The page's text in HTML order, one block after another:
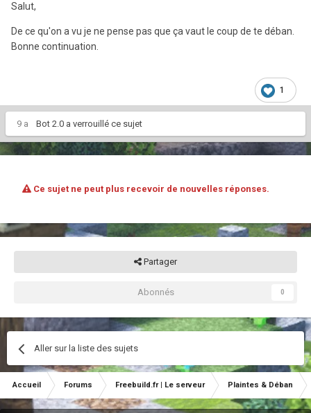
Salut,
De ce qu'on a vu je ne pense pas que ça vaut le coup de te déban.
Bonne continuation.
1
9 a Bot 2.0 a verrouillé ce sujet
Ce sujet ne peut plus recevoir de nouvelles réponses.
Partager
Abonnés 0
Aller sur la liste des sujets
Accueil Forums Freebuild.fr | Le serveur Plaintes & Déban